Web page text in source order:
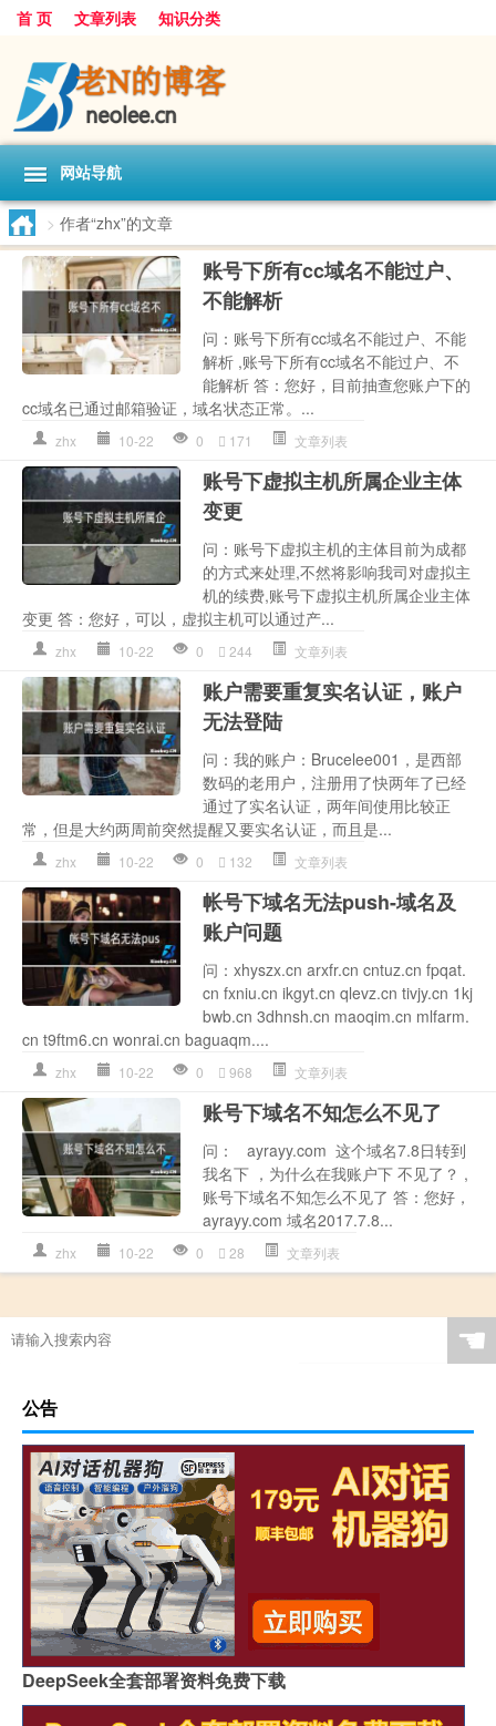
首 页 文章列表 知识分类
网站导航
> 作者“zhx”的文章
账号下所有cc域名不能过户、
不能解析
问：账号下所有cc域名不能过户、不能
解析 ,账号下所有cc域名不能过户、不
能解析 答：您好，目前抽查您账户下的
cc域名已通过邮箱验证，域名状态正常。...
zhx 10-22 0 171 文章列表
账号下虚拟主机所属企业主体
变更
问：账号下虚拟主机的主体目前为成都
的方式来处理,不然将影响我司对虚拟主
机的续费,账号下虚拟主机所属企业主体
变更 答：您好，可以，虚拟主机可以通过产...
zhx 10-22 0 244 文章列表
账户需要重复实名认证，账户
无法登陆
问：我的账户：Brucelee001，是西部
数码的老用户，注册用了快两年了已经
通过了实名认证，两年间使用比较正
常，但是大约两周前突然提醒又要实名认证，而且是...
zhx 10-22 0 132 文章列表
帐号下域名无法push-域名及
账户问题
问：xhyszx.cn arxfr.cn cntuz.cn fpqat.
cn fxniu.cn ikgyt.cn qlevz.cn tivjy.cn 1kj
bwb.cn 3dhnsh.cn maoqim.cn mlfarm.
cn t9ftm6.cn wonrai.cn baguaqm....
zhx 10-22 0 968 文章列表
账号下域名不知怎么不见了
问： ayrayy.com 这个域名7.8日转到
我名下 ，为什么在我账户下 不见了？ ,
账号下域名不知怎么不见了 答：您好，
ayrayy.com 域名2017.7.8...
zhx 10-22 0 28 文章列表
☚
公告
DeepSeek全套部署资料免费下载